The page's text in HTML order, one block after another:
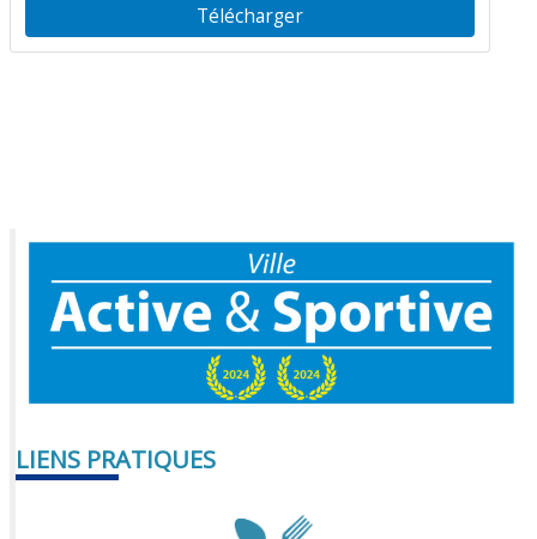
Télécharger
LIENS PRATIQUES